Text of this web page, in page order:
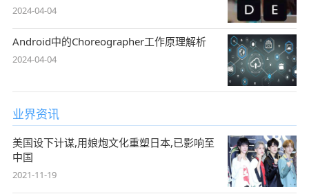
2024-04-04
Android中的Choreographer工作原理解析
2024-04-04
业界资讯
美国设下计谋,用娘炮文化重塑日本,已影响至
中国
2021-11-19